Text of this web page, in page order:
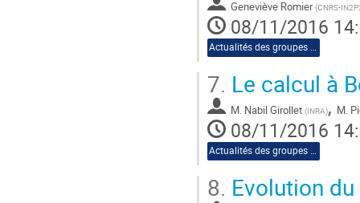
Geneviève Romier (CNRS-
08/11/2016
Actualités des groupes de travail
7. Le calcul à
M. Nabil Girollet (INRA), M.
08/11/2016
Actualités des groupes de travail
8. Evolution